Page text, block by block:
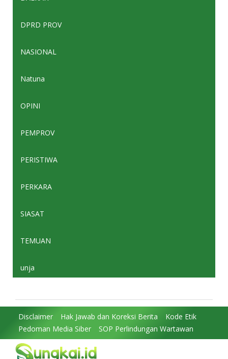
DPRD PROV
NASIONAL
Natuna
OPINI
PEMPROV
PERISTIWA
PERKARA
SIASAT
TEMUAN
unja
Disclaimer Hak Jawab dan Koreksi Berita
Kode Etik
Pedoman Media Siber
SOP Perlindungan Wartawan